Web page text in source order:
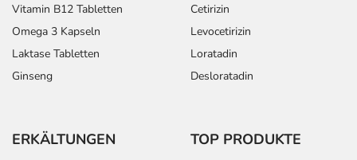
Vitamin B12 Tabletten
Omega 3 Kapseln
Laktase Tabletten
Ginseng
Cetirizin
Levocetirizin
Loratadin
Desloratadin
ERKÄLTUNGEN TOP PRODUKTE